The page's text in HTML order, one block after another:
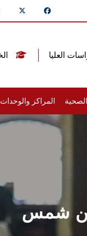
المراكز والوحدات
شمس